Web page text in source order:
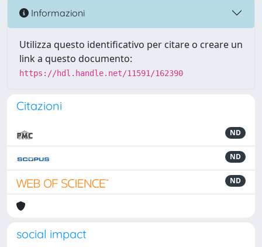
Informazioni
Utilizza questo identificativo per citare o creare un
link a questo documento:
https://hdl.handle.net/11591/162390
Citazioni
ND
ND
ND
social impact